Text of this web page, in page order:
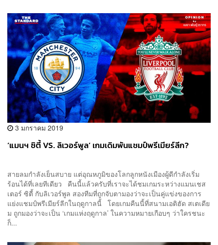
3 มกราคม 2019
‘แมนฯ ซิตี้ VS. ลิเวอร์พูล’ เกมเดิมพันแชมป์พรีเมียร์ลีก?
สายลมกำลังเย็นสบาย แต่อุณหภูมิของโลกลูกหนังเมืองผู้ดีกำลังเริ่ม
ร้อนได้ที่เลยทีเดียว คืนนี้แล้วครับที่เราจะได้ชมเกมระหว่างแมนเชส
เตอร์ ซิตี้ กับลิเวอร์พูล สองทีมที่ถูกจับตามองว่าจะเป็นคู่แข่งของการ
แย่งแชมป์พรีเมียร์ลีกในฤดูกาลนี้ โดยเกมคืนนี้ที่สนามเอติฮัด สเตเดีย
ม ถูกมองว่าจะเป็น ‘เกมแห่งฤดูกาล’ ในความหมายเกือบๆ ว่าใครชนะ
ก็...